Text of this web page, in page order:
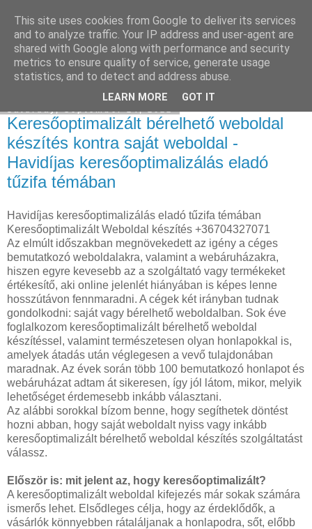
Facebook online marketing
Keresőoptimalizált bérelhető weboldal
készítés kontra saját weboldal -
Havidíjas keresőoptimalizálás eladó
tűzifa témában
Havidíjas keresőoptimalizálás eladó tűzifa témában
Keresőoptimalizált Weboldal készítés +36704327071
Az elmúlt időszakban megnövekedett az igény a céges
bemutatkozó weboldalakra, valamint a webáruházakra,
hiszen egyre kevesebb az a szolgáltató vagy termékeket
értékesítő, aki online jelenlét hiányában is képes lenne
hosszútávon fennmaradni. A cégek két irányban tudnak
gondolkodni: saját vagy bérelhető weboldalban. Sok éve
foglalkozom keresőoptimalizált bérelhető weboldal
készítéssel, valamint természetesen olyan honlapokkal is,
amelyek átadás után véglegesen a vevő tulajdonában
maradnak. Az évek során több 100 bemutatkozó honlapot és
webáruházat adtam át sikeresen, így jól látom, mikor, melyik
lehetőséget érdemesebb inkább választani.
Az alábbi sorokkal bízom benne, hogy segíthetek döntést
hozni abban, hogy saját weboldalt nyiss vagy inkább
keresőoptimalizált bérelhető weboldal készítés szolgáltatást
válassz.
Először is: mit jelent az, hogy keresőoptimalizált?
A keresőoptimalizált weboldal kifejezés már sokak számára
ismerős lehet. Elsődleges célja, hogy az érdeklődők, a
vásárlók könnyebben rátaláljanak a honlapodra, sőt, előbb
This site uses cookies from Google to deliver its services
and to analyze traffic. Your IP address and user-agent are
shared with Google along with performance and security
metrics to ensure quality of service, generate usage
statistics, and to detect and address abuse.
LEARN MORE GOT IT